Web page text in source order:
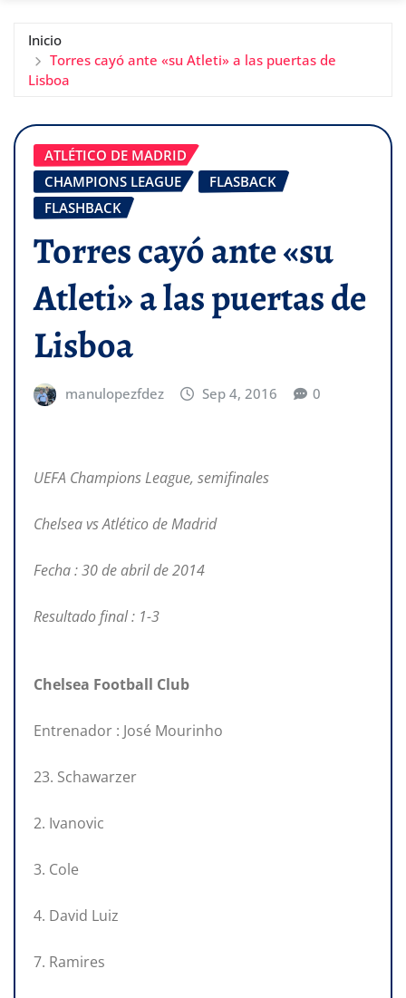
Inicio
Torres cayó ante «su Atleti» a las puertas de
Lisboa
ATLÉTICO DE MADRID
CHAMPIONS LEAGUE
FLASBACK
FLASHBACK
Torres cayó ante «su
Atleti» a las puertas de
Lisboa
manulopezfdez Sep 4, 2016 0
UEFA Champions League, semifinales
Chelsea vs Atlético de Madrid
Fecha : 30 de abril de 2014
Resultado final : 1-3
Chelsea Football Club
Entrenador : José Mourinho
23. Schawarzer
2. Ivanovic
3. Cole
4. David Luiz
7. Ramires